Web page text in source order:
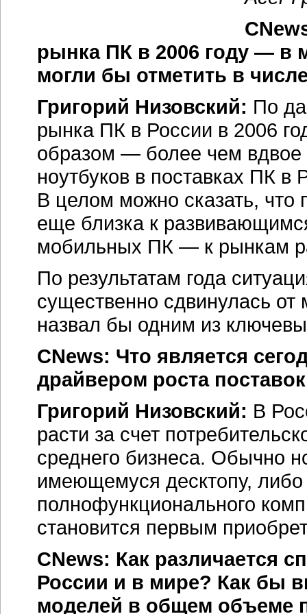
рынка ПК в 2006 году — в
могли бы отметить в
Григорий Низовский: По
рынка ПК в России в 2006
образом — более чем
ноутбуков в поставках ПК в
В целом можно сказать,
еще близка к
мобильных ПК — к рынкам
По результатам года
существенно сдвинулась от
назвал бы одним из
CNews: Что является
драйвером роста
Григорий Низовский: В
расти за счет
среднего бизнеса. Обычно
имеющемуся десктопу, либо
полнофункционального
становится первым
CNews: Как различается
России и в мире? Как бы
моделей в общем объеме